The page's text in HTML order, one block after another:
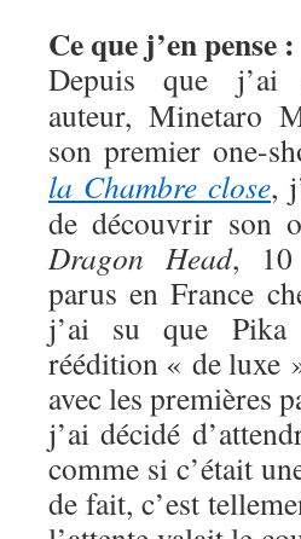
Ce que j’en pense :
Depuis que j’ai
auteur, Minetaro
son premier one-
la Chambre close,
de découvrir son
Dragon Head, 10
parus en France
j’ai su que Pika
réédition « de luxe
avec les premières
j’ai décidé
comme si c’était
de fait, c’est